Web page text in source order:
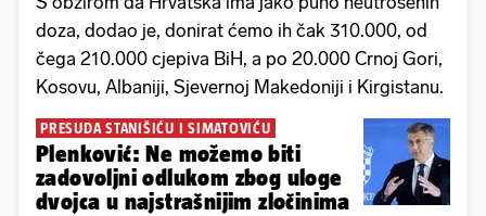
doza, dodao je, donirat ćemo ih čak 310.000, od
čega 210.000 cjepiva BiH, a po 20.000 Crnoj Gori,
Kosovu, Albaniji, Sjevernoj Makedoniji i Kirgistanu.
PRESUDA STANIŠIĆU I SIMATOVIĆU
Plenković: Ne možemo biti
zadovoljni odlukom zbog uloge
dvojca u najstrašnijim zločinima